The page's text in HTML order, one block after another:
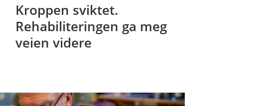
Kroppen sviktet.
Rehabiliteringen ga meg
veien videre